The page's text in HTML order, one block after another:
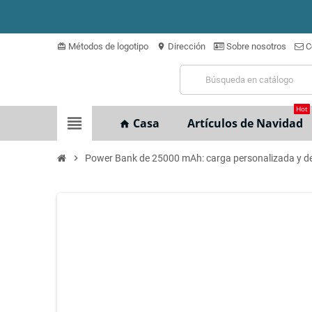
card_giftcard Métodos de logotipo location_on Dirección Sobre nosotros
view_headline home Casa Artículos de Navidad
Hot
chevron_right Power Bank de 25000 mAh: carga personalizada y